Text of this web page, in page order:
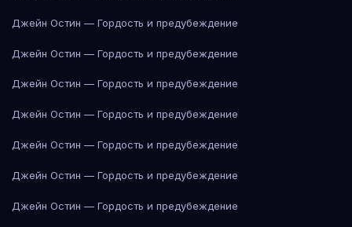
Джейн Остин — Гордость и предубеждение
Джейн Остин — Гордость и предубеждение
Джейн Остин — Гордость и предубеждение
Джейн Остин — Гордость и предубеждение
Джейн Остин — Гордость и предубеждение
Джейн Остин — Гордость и предубеждение
Джейн Остин — Гордость и предубеждение